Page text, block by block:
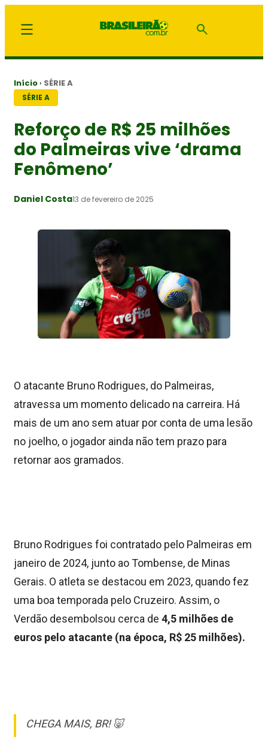
Início › SÉRIE A
SÉRIE A
Reforço de R$ 25 milhões
do Palmeiras vive ‘drama
Fenômeno’
Daniel Costa13 de fevereiro de 2025
O atacante Bruno Rodrigues, do Palmeiras,
atravessa um momento delicado na carreira. Há
mais de um ano sem atuar por conta de uma lesão
no joelho, o jogador ainda não tem prazo para
retornar aos gramados.
Bruno Rodrigues foi contratado pelo Palmeiras em
janeiro de 2024, junto ao Tombense, de Minas
Gerais. O atleta se destacou em 2023, quando fez
uma boa temporada pelo Cruzeiro. Assim, o
Verdão desembolsou cerca de 4,5 milhões de
euros pelo atacante (na época, R$ 25 milhões).
CHEGA MAIS, BR! 🐷